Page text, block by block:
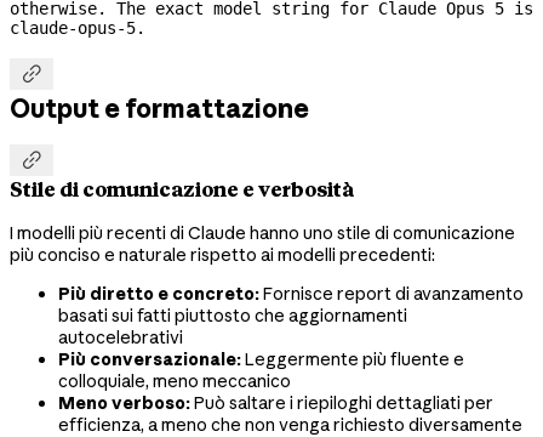
claude-opus-5.

Output e formattazione

Stile di comunicazione e verbosità
I modelli più recenti di Claude hanno uno stile di comunicazione
più conciso e naturale rispetto ai modelli precedenti:
Più diretto e concreto:Fornisce report di avanzamento
basati sui fatti piuttosto che aggiornamenti
autocelebrativi
Più conversazionale:Leggermente più fluente e
colloquiale, meno meccanico
Meno verboso:Può saltare i riepiloghi dettagliati per
efficienza, a meno che non venga richiesto diversamente